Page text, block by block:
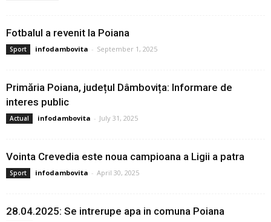
Fotbalul a revenit la Poiana
Sport infodambovita - September 1, 2025
Primăria Poiana, județul Dâmbovița: Informare de
interes public
Actual infodambovita - July 31, 2025
Vointa Crevedia este noua campioana a Ligii a patra
Sport infodambovita - April 30, 2025
28.04.2025: Se intrerupe apa in comuna Poiana